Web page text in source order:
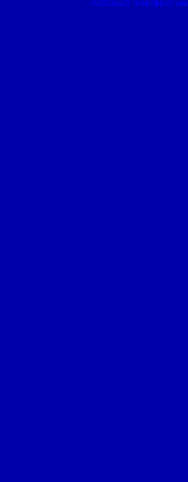
PASSAGES TRANSFESTIVAL
Panneau de gestion des cookies